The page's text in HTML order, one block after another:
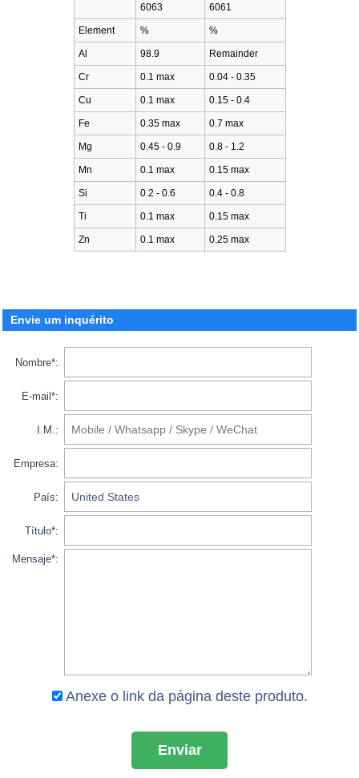
6063 6061
Element % %
Al 98.9 Remainder
Cr 0.1 max 0.04 - 0.35
Cu 0.1 max 0.15 - 0.4
Fe 0.35 max 0.7 max
Mg 0.45 - 0.9 0.8 - 1.2
Mn 0.1 max 0.15 max
Si 0.2 - 0.6 0.4 - 0.8
Ti 0.1 max 0.15 max
Zn 0.1 max 0.25 max
Envie um inquérito
Nombre*:
E-mail*:
I.M.:
Empresa:
País:
Título*:
Mensaje*:
Anexe o link da página deste produto.